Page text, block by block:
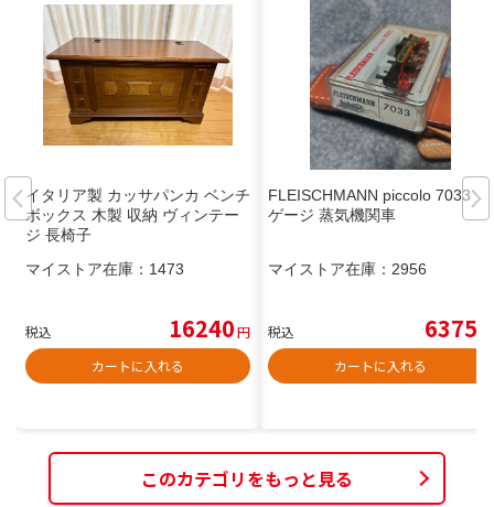
イタリア製 カッサパンカ ベンチ
ボックス 木製 収納 ヴィンテー
ジ 長椅子
マイストア在庫： 1473
税込 16240円
カートに入れる
FLEISCHMANN piccolo 7033 N
ゲージ 蒸気機関車
マイストア在庫： 2956
税込 6375
カートに入れる
このカテゴリをもっと見る